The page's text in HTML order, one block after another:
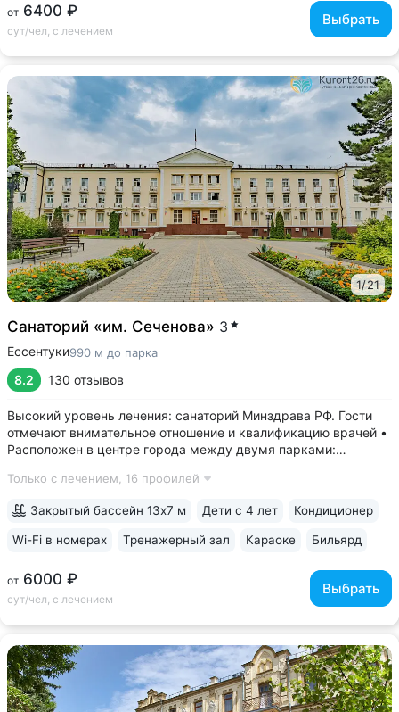
от 6400 ₽
сут/чел, с лечением
Выбрать
1/21
Санаторий «им. Сеченова» 3
Ессентуки990 м до парка
8.2 130 отзывов
Высокий уровень лечения: санаторий Минздрава РФ. Гости
отмечают внимательное отношение и квалификацию врачей •
Расположен в центре города между двумя парками:
грязелечебницы им. Семашко, Курортного парка • Теплые
Только с лечением, 16 профилей
от 6000 ₽
сут/чел, с лечением
Выбрать
Закрытый бассейн 13х7 м Дети с 4 лет Кондиционер
Wi-Fi в номерах Тренажерный зал Караоке Бильярд